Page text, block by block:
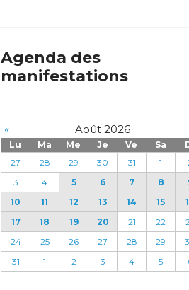
Agenda des
manifestations
« Août 2026
Lu Ma Me Je Ve Sa
27
28 29 30 31 1
3
4 5 6 7 8
10
11 12 13 14 15
17
18 19 20 21 22
24
25 26 27 28 29
31
1 2 3 4 5